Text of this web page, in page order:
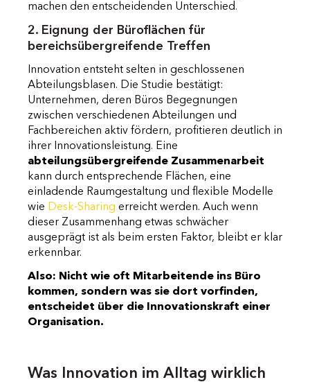
machen den entscheidenden Unterschied.
2. Eignung der Büroflächen für
bereichsübergreifende Treffen
Innovation entsteht selten in geschlossenen
Abteilungsblasen. Die Studie bestätigt:
Unternehmen, deren Büros Begegnungen
zwischen verschiedenen Abteilungen und
Fachbereichen aktiv fördern, profitieren deutlich in
ihrer Innovationsleistung. Eine
abteilungsübergreifende Zusammenarbeit
kann durch entsprechende Flächen, eine
einladende Raumgestaltung und flexible Modelle
wie Desk-Sharing erreicht werden. Auch wenn
dieser Zusammenhang etwas schwächer
ausgeprägt ist als beim ersten Faktor, bleibt er klar
erkennbar.
Also: Nicht wie oft Mitarbeitende ins Büro
kommen, sondern was sie dort vorfinden,
entscheidet über die Innovationskraft einer
Organisation.
Was Innovation im Alltag wirklich